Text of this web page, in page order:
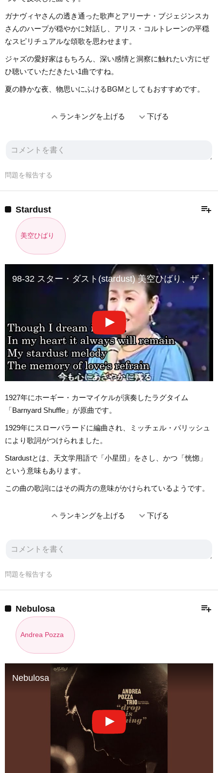
ガナヴィヤさんの透き通った歌声とアリーナ・ブジェジンスカ
さんのハープが穏やかに対話し、アリス・コルトレーンの平穏
なスピリチュアルな頌歌を思わせます。
ジャズの愛好家はもちろん、深い感情と洞察に触れたい方にぜ
ひ聴いていただきたい1曲ですね。
夏の静かな夜、物思いにふけるBGMとしてもおすすめです。
expand_lessランキングを上げる expand_more下げる
問題を報告する
playlist_add
Stardust
美空ひばり
98-32 スター・ダスト(stardust) 美空ひばり、ザ・
1927年にホーギー・カーマイケルが演奏したラグタイム
「Barnyard Shuffle」が原曲です。
1929年にスローバラードに編曲され、ミッチェル・パリッシュ
により歌詞がつけられました。
Stardustとは、天文学用語で「小星団」をさし、かつ「恍惚」
という意味もあります。
この曲の歌詞にはその両方の意味がかけられているようです。
expand_lessランキングを上げる expand_more下げる
問題を報告する
playlist_add
Nebulosa
Andrea Pozza
Nebulosa